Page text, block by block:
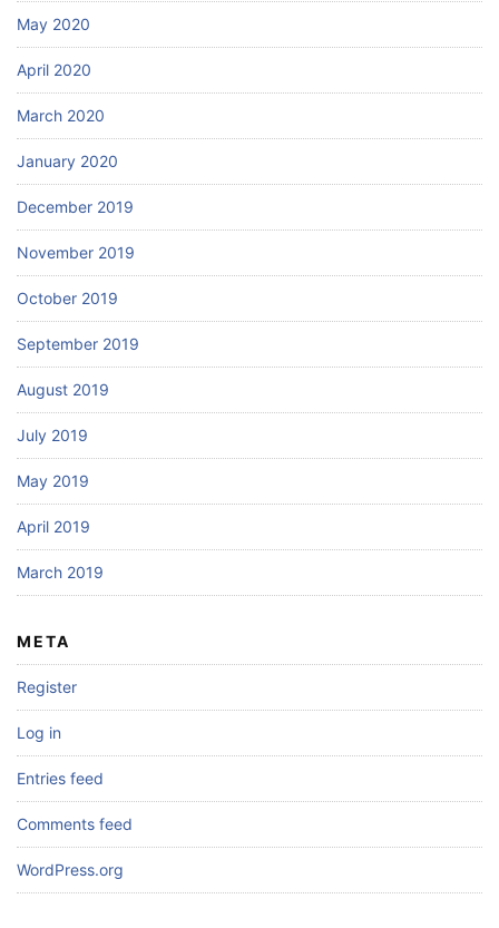
May 2020
April 2020
March 2020
January 2020
December 2019
November 2019
October 2019
September 2019
August 2019
July 2019
May 2019
April 2019
March 2019
META
Register
Log in
Entries feed
Comments feed
WordPress.org